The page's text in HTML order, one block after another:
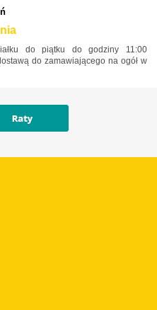
do piątku do godziny 11:00
do zamawiającego na ogół w